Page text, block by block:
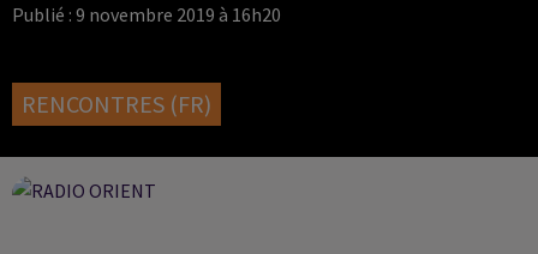
Publié : 9 novembre 2019 à 16h20
RENCONTRES (FR)